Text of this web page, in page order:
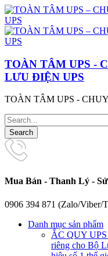
TOÀN TÂM UPS -
LƯU ĐIỆN UPS
TOÀN TÂM UPS -
Mua Bán - Thanh Lý -
0906 394 871 (Zalo/Viber/
Danh mục sản phẩm
ẮC QUY UPS
riêng cho Bộ